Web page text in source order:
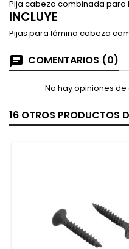
Pija cabeza combinada para
INCLUYE
Pijas para lámina cabeza
COMENTARIOS (0)
No hay opiniones
16 OTROS PRODUCTOS